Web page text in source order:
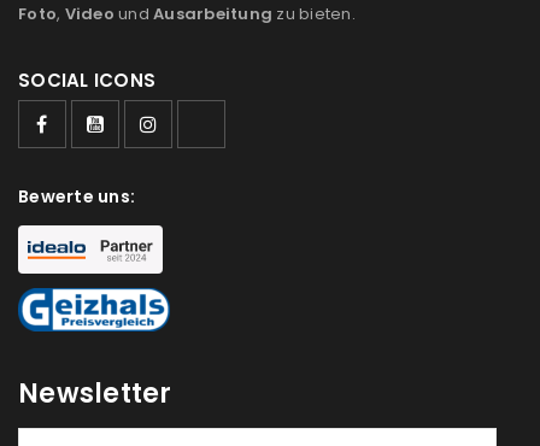
Foto, Video und Ausarbeitung zu bieten.
SOCIAL ICONS
Bewerte uns:
Newsletter